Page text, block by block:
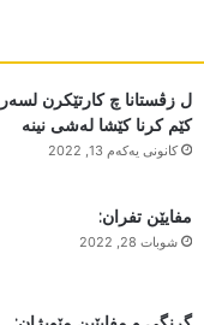
ل زڤستانا چ کارتێکرن لسەر
کێم کرنا کێشا لەشی نینە
كانونی یه‌كه‌م 13, 2022
مفایێن تفران:
شوبات 28, 2022